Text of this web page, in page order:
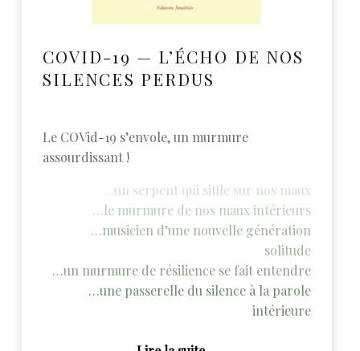
COVID-19 — L’ÉCHO DE NOS
SILENCES PERDUS
Le COVid-19 s’envole, un murmure
assourdissant !
…un serpent qui siffle sur nos maux
…le murmure de nos maux intérieurs
…musicien d’une nouvelle génération
solitude
…un murmure de résilience se fait entendre
…une passerelle du silence à la parole
intérieure
“Covid-19 — L’écho de nos silences perdus”